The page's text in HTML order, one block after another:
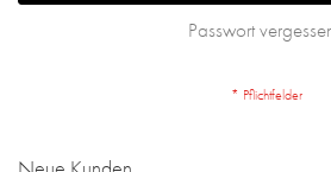
Passwort